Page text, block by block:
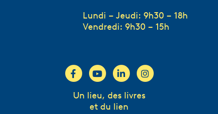
Lundi – Jeudi: 9h30 – 18h
Vendredi: 9h30 – 15h
Un lieu, des livres
et du lien